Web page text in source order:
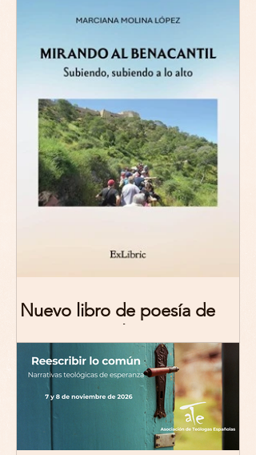
Nuevo libro de poesía de